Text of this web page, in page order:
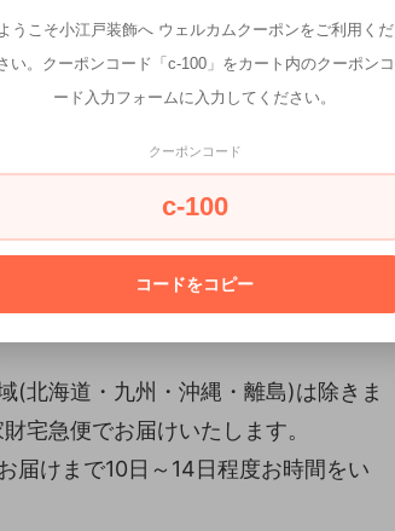
ルなど、お部屋のアクセントに最適で
ね備えた窯乾燥白樺材で作られてい
便 (設置込み)
(北海道・九州・沖縄・離島)は除きま
宅急便でお届けいたします。
届けまで10日～14日程度お時間をい
うこそ小江戸装飾へ ウェルカムクーポンをご利用くだ
い。クーポンコード「c-100」をカート内のクーポンコ
ード入力フォームに入力してください。
クーポンコード
c-100
コードをコピー